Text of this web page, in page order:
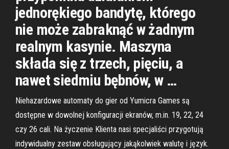
jednorękiego bandytę, którego
nie może zabraknąć w żadnym
realnym kasynie. Maszyna
składa się z trzech, pięciu, a
nawet siedmiu bębnów, w …
Niehazardowe automaty do gier od Yumicra Games są
dostępne w dowolnej konfiguracji ekranów, m.in. 19, 22, 24
czy 26 cali. Na życzenie Klienta nasi specjaliści przygotują
indywidualny zestaw obsługujący jakąkolwiek walutę i język.